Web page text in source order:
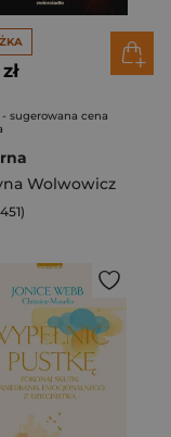
- sugerowana cena
Wolwowicz